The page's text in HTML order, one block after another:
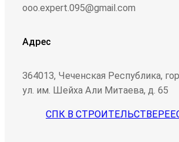
ooo.expert.095@gmail.com
Адрес
364013, Чеченская Республика,
ул. им. Шейха Али Митаева, д. 65
СПК В СТРОИТЕЛЬСТВЕ